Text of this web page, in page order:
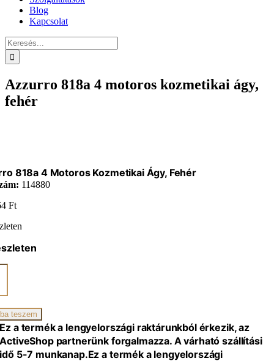
Blog
Kapcsolat
Keresés...
Azzurro 818a 4 motoros kozmetikai ágy,
fehér
818a 4 Motoros Kozmetikai Ágy, Fehér
114880
Ft
teszem
Ez a termék a lengyelországi raktárunkból érkezik, az
ActiveShop partnerünk forgalmazza. A várható szállítási
idő 5-7 munkanap.Ez a termék a lengyelországi